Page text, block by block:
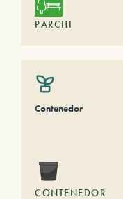
PARCHI
Contenedor
CONTENEDOR